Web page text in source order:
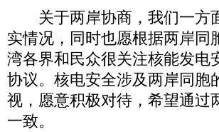
关于两岸协商，我们一方
实情况，同时也愿根据两岸同
湾各界和民众很关注核能发电
协议。核电安全涉及两岸同胞
视，愿意积极对待，希望通过
一致。